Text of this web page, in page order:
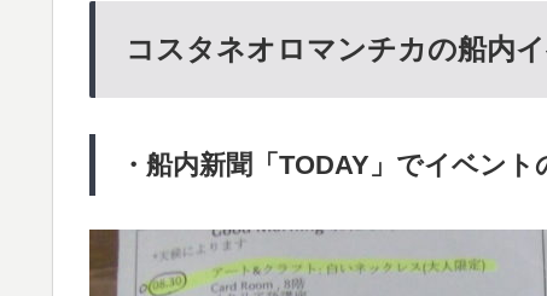
コスタネオロマンチカの船内
・船内新聞「TODAY」でイベント